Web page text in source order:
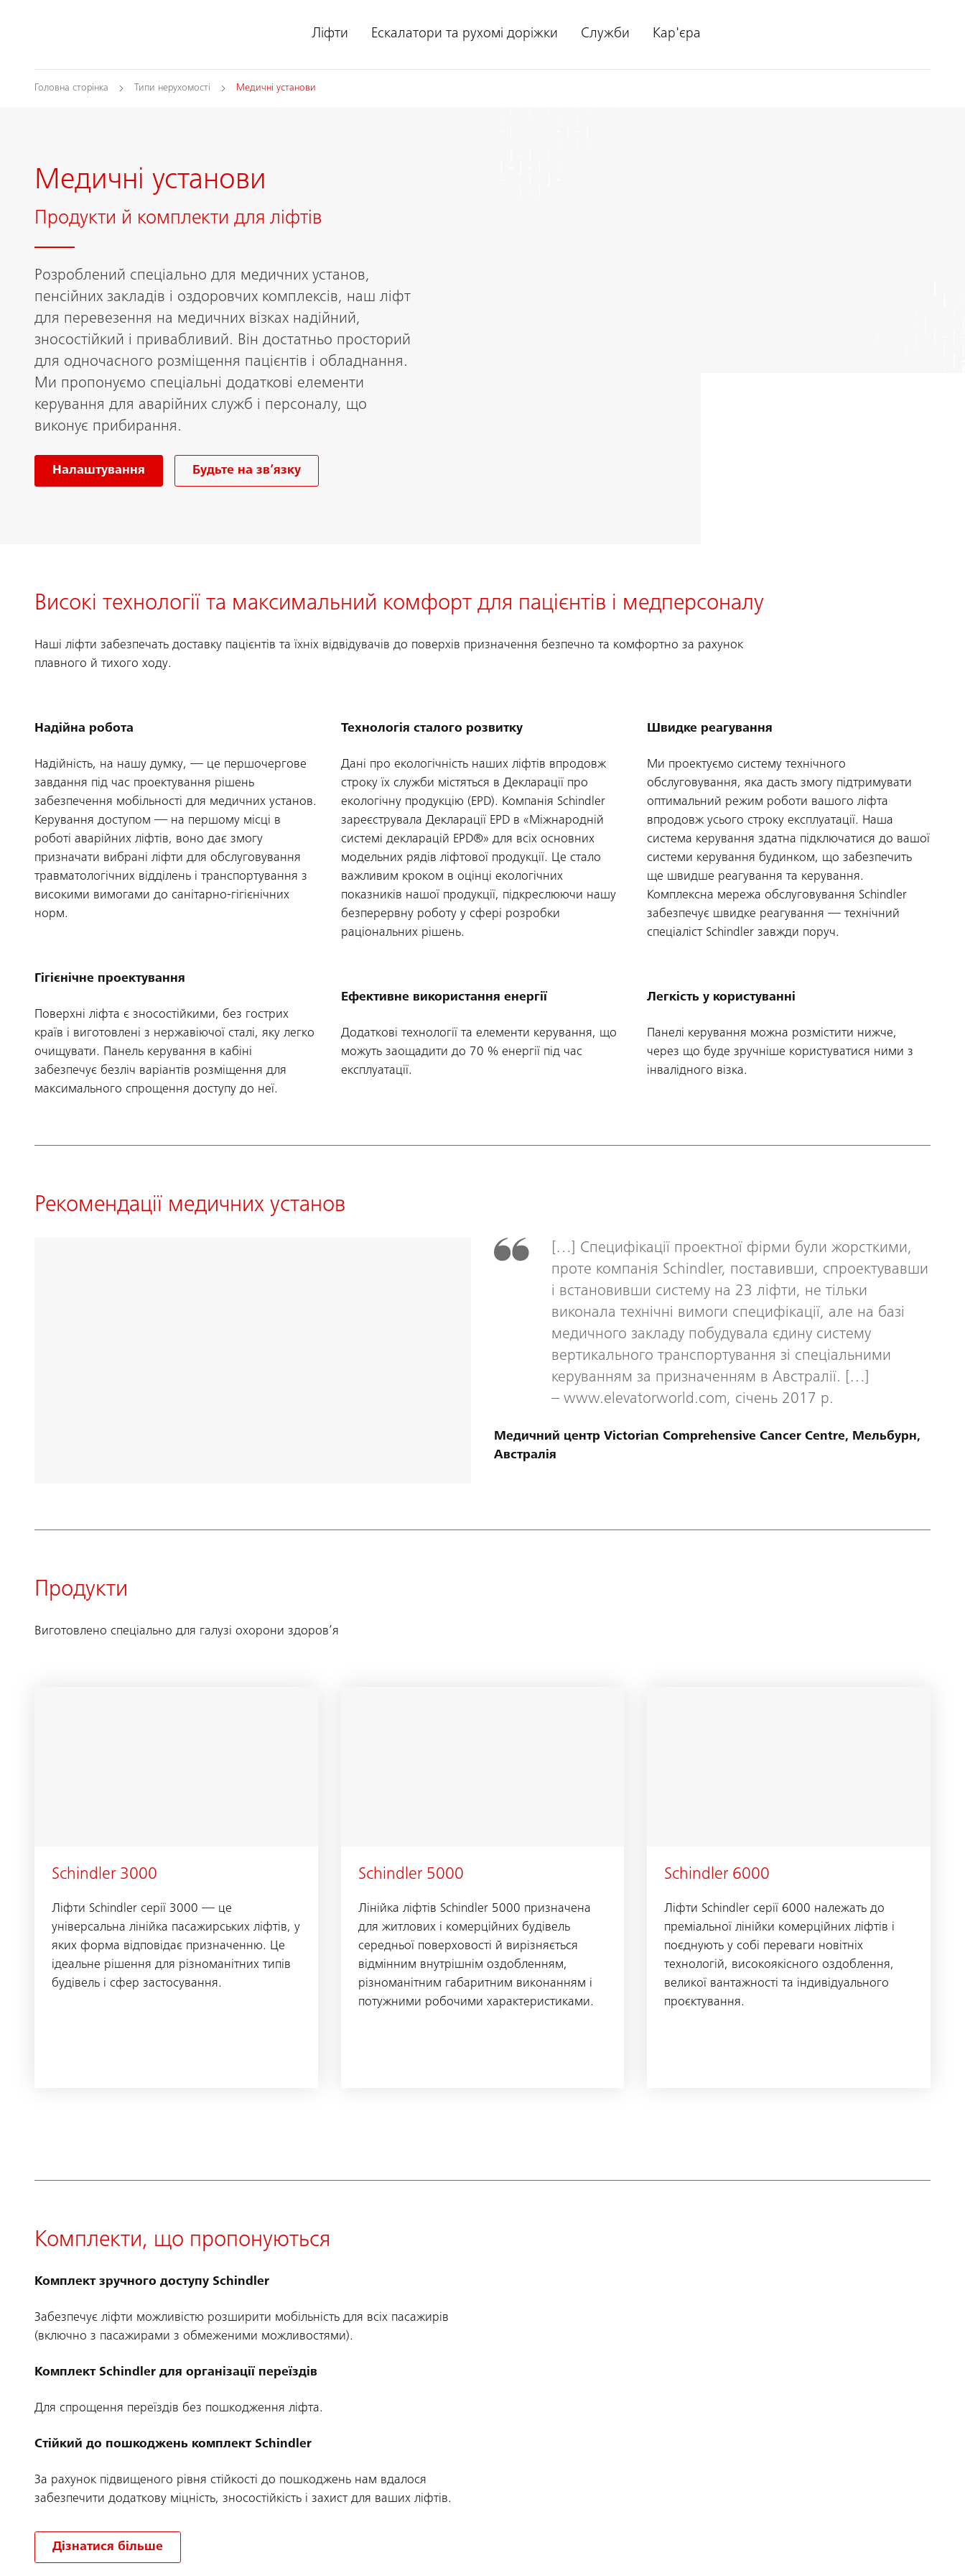
Ліфти Ескалатори та рухомі доріжки Служби Кар'єра
Головна сторінка Типи нерухомості Медичні установи
Медичні установи
Продукти й комплекти для ліфтів
Розроблений спеціально для медичних установ,
пенсійних закладів і оздоровчих комплексів, наш ліфт
для перевезення на медичних візках надійний,
зносостійкий і привабливий. Він достатньо просторий
для одночасного розміщення пацієнтів і обладнання.
Ми пропонуємо спеціальні додаткові елементи
керування для аварійних служб і персоналу, що
виконує прибирання.
Налаштування Будьте на зв’язку
Високі технології та максимальний комфорт для пацієнтів і медперсоналу
Наші ліфти забезпечать доставку пацієнтів та їхніх відвідувачів до поверхів призначення безпечно та комфортно за рахунок
плавного й тихого ходу.
Надійна робота
Надійність, на нашу думку, — це першочергове
завдання під час проектування рішень
забезпечення мобільності для медичних установ.
Керування доступом — на першому місці в
роботі аварійних ліфтів, воно дає змогу
призначати вибрані ліфти для обслуговування
травматологічних відділень і транспортування з
високими вимогами до санітарно-гігієнічних
норм.
Гігієнічне проектування
Поверхні ліфта є зносостійкими, без гострих
країв і виготовлені з нержавіючої сталі, яку легко
очищувати. Панель керування в кабіні
забезпечує безліч варіантів розміщення для
максимального спрощення доступу до неї.
Технологія сталого розвитку
Дані про екологічність наших ліфтів впродовж
строку їх служби містяться в Декларації про
екологічну продукцію (EPD). Компанія Schindler
зареєструвала Декларації EPD в «Міжнародній
системі декларацій EPD®» для всіх основних
модельних рядів ліфтової продукції. Це стало
важливим кроком в оцінці екологічних
показників нашої продукції, підкреслюючи нашу
безперервну роботу у сфері розробки
раціональних рішень.
Ефективне використання енергії
Додаткові технології та елементи керування, що
можуть заощадити до 70 % енергії під час
експлуатації.
Швидке реагування
Ми проектуємо систему технічного
обслуговування, яка дасть змогу підтримувати
оптимальний режим роботи вашого ліфта
впродовж усього строку експлуатації. Наша
система керування здатна підключатися до вашої
системи керування будинком, що забезпечить
ще швидше реагування та керування.
Комплексна мережа обслуговування Schindler
забезпечує швидке реагування — технічний
спеціаліст Schindler завжди поруч.
Легкість у користуванні
Панелі керування можна розмістити нижче,
через що буде зручніше користуватися ними з
інвалідного візка.
Рекомендації медичних установ
[…] Специфікації проектної фірми були жорсткими,
проте компанія Schindler, поставивши, спроектувавши
і встановивши систему на 23 ліфти, не тільки
виконала технічні вимоги специфікації, але на базі
медичного закладу побудувала єдину систему
вертикального транспортування зі спеціальними
керуванням за призначенням в Австралії. […]
– www.elevatorworld.com, січень 2017 р.
Медичний центр Victorian Comprehensive Cancer Centre, Мельбурн,
Австралія
Продукти
Виготовлено спеціально для галузі охорони здоров’я
Schindler 3000
Ліфти Schindler серії 3000 — це
універсальна лінійка пасажирських ліфтів, у
яких форма відповідає призначенню. Це
ідеальне рішення для різноманітних типів
будівель і сфер застосування.
Schindler 5000
Лінійка ліфтів Schindler 5000 призначена
для житлових і комерційних будівель
середньої поверховості й вирізняється
відмінним внутрішнім оздобленням,
різноманітним габаритним виконанням і
потужними робочими характеристиками.
Schindler 6000
Ліфти Schindler серії 6000 належать до
преміальної лінійки комерційних ліфтів і
поєднують у собі переваги новітніх
технологій, високоякісного оздоблення,
великої вантажності та індивідуального
проєктування.
Комплекти, що пропонуються
Комплект зручного доступу Schindler
Забезпечує ліфти можливістю розширити мобільність для всіх пасажирів
(включно з пасажирами з обмеженими можливостями).
Комплект Schindler для організації переїздів
Для спрощення переїздів без пошкодження ліфта.
Стійкий до пошкоджень комплект Schindler
За рахунок підвищеного рівня стійкості до пошкоджень нам вдалося
забезпечити додаткову міцність, зносостійкість і захист для ваших ліфтів.
Дізнатися більше